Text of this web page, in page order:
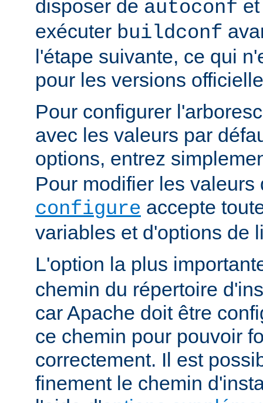
disposer de autoconf
exécuter buildconf
l'étape suivante, ce qui
pour les versions
Pour configurer
avec les valeurs par
options, entrez
Pour modifier les valeurs
configure accepte
variables et d'options de
L'option la plus
chemin du répertoire
car Apache doit être
ce chemin pour pouvoir
correctement. Il est
finement le chemin